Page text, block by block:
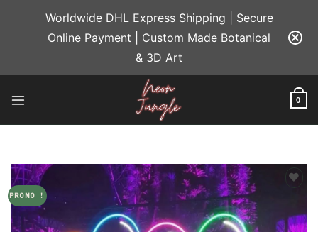
Worldwide DHL Express Shipping | Secure
Online Payment | Custom Made Botanical
& 3D Art
0
PROMO !